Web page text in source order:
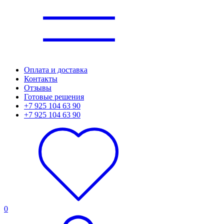
Оплата и доставка
Контакты
Отзывы
Готовые решения
+7 925 104 63 90
+7 925 104 63 90
0